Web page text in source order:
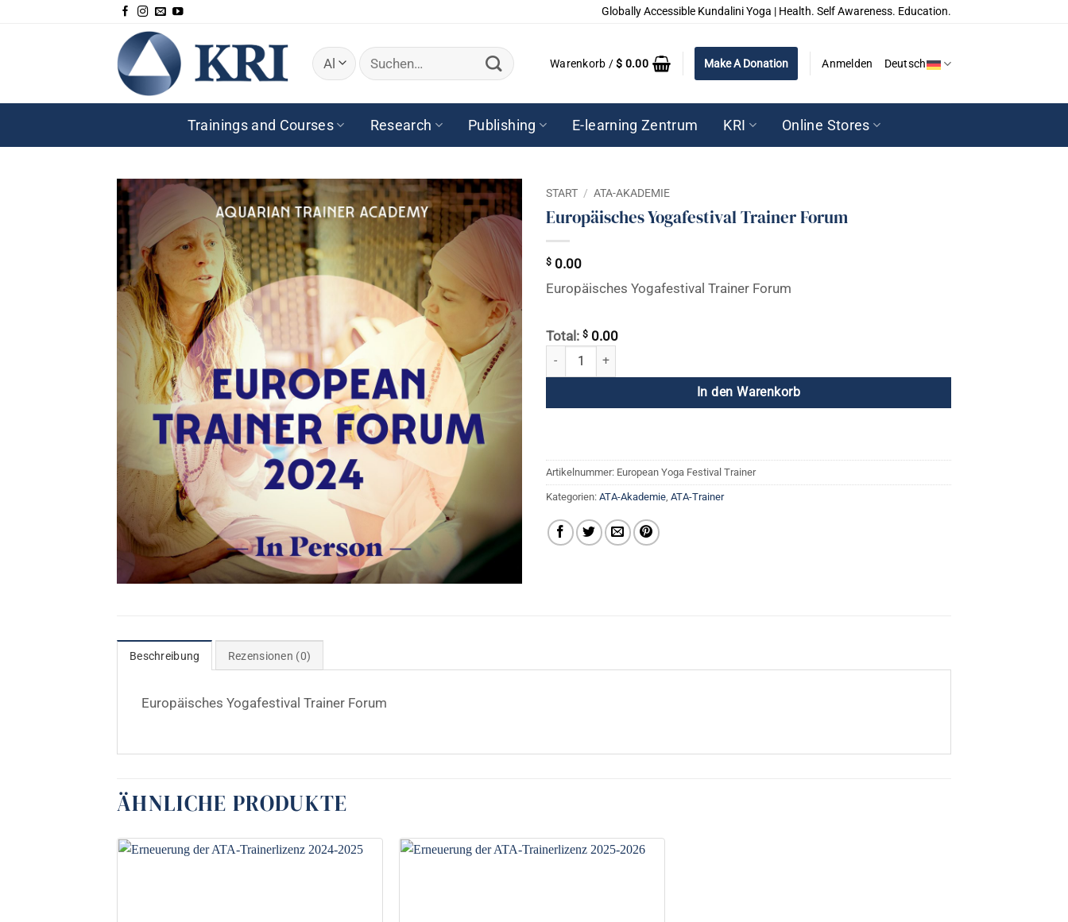
Globally Accessible Kundalini Yoga | Health. Self Awareness. Education.
Suchen
nach:
Warenkorb /$ 0.00 Make A Donation Anmelden Deutsch
Trainings and Courses Research Publishing E-learning Zentrum KRI Online Stores
START / ATA-AKADEMIE
Europäisches Yogafestival Trainer Forum
$ 0.00
Europäisches Yogafestival Trainer Forum
Total: $ 0.00
Europäisches Yogafestival Trainer Forum Menge
In den Warenkorb
Artikelnummer: European Yoga Festival Trainer
Kategorien: ATA-Akademie, ATA-Trainer
Beschreibung Rezensionen (0)
Europäisches Yogafestival Trainer Forum
ÄHNLICHE PRODUKTE